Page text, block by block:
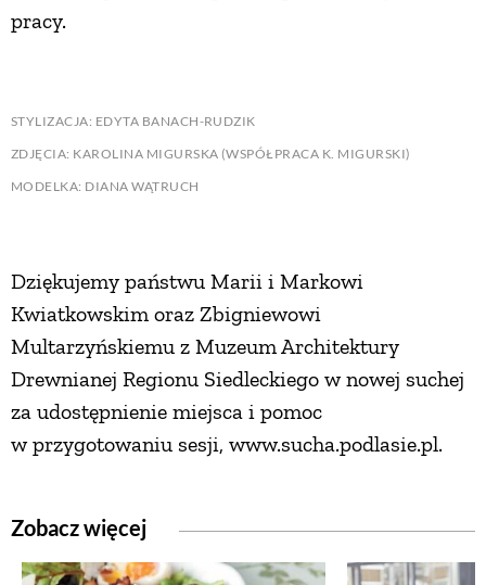
pracy.
STYLIZACJA: EDYTA BANACH-RUDZIK
ZDJĘCIA: KAROLINA MIGURSKA (WSPÓŁPRACA K. MIGURSKI)
MODELKA: DIANA WĄTRUCH
Dziękujemy państwu Marii i Markowi
Kwiatkowskim oraz Zbigniewowi
Multarzyńskiemu z Muzeum Architektury
Drewnianej Regionu Siedleckiego w nowej suchej
za udostępnienie miejsca i pomoc
w przygotowaniu sesji, www.sucha.podlasie.pl.
Zobacz więcej